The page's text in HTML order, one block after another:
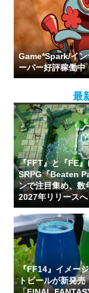
Game*Spark/イ
ーバー好評稼働中
最
『FFT』と『FE
SRPG『Beaten
ンで注目集め、数
2027年リリースへ
『FF14』イメー
トビールが新発売